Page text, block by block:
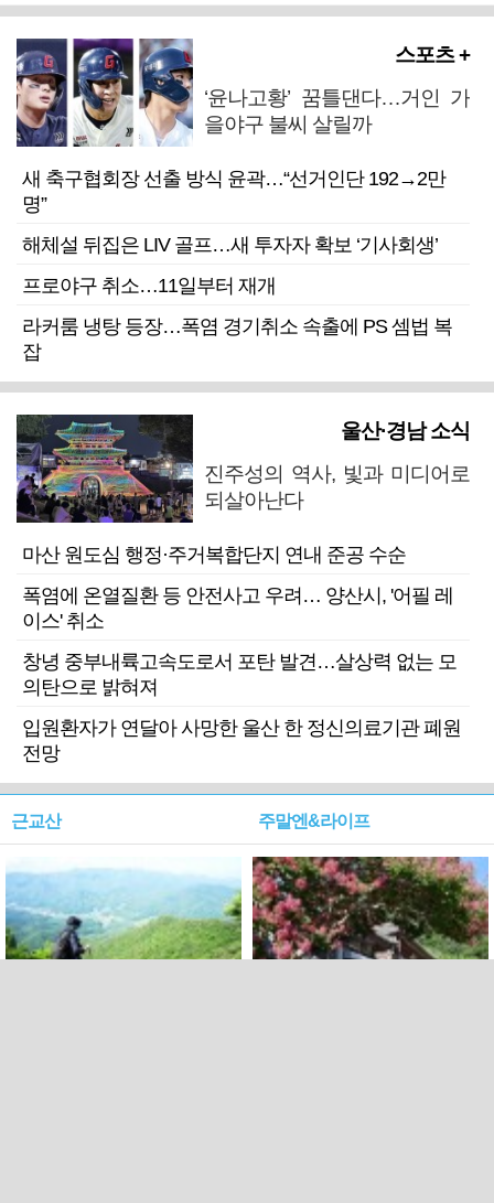
스포츠 +
‘윤나고황’ 꿈틀댄다…거인 가
을야구 불씨 살릴까
새 축구협회장 선출 방식 윤곽…“선거인단 192→2만
명”
해체설 뒤집은 LIV 골프…새 투자자 확보 ‘기사회생’
프로야구 취소…11일부터 재개
라커룸 냉탕 등장…폭염 경기취소 속출에 PS 셈법 복
잡
울산·경남 소식
진주성의 역사, 빛과 미디어로
되살아난다
마산 원도심 행정·주거복합단지 연내 준공 수순
폭염에 온열질환 등 안전사고 우려… 양산시, '어필 레
이스' 취소
창녕 중부내륙고속도로서 포탄 발견…살상력 없는 모
의탄으로 밝혀져
입원환자가 연달아 사망한 울산 한 정신의료기관 폐원
전망
근교산 주말엔&라이프